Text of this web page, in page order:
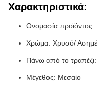
Χαρακτηριστικά:
Ονομασία προϊόντος:
Χρώμα: Χρυσό/
Πάνω από το
Μέγεθος: Μεσαίο